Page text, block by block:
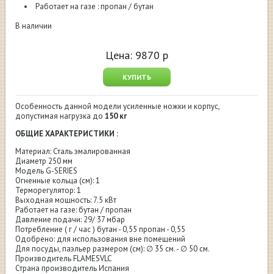
Работает на газе : пропан / бутан
В наличии
Цена: 9870 р
КУПИТЬ
Особенность данной модели усиленные ножки и корпус,
допустимая нагрузка до150 кг
ОБЩИЕ ХАРАКТЕРИСТИКИ :
Материал: Сталь эмалированная
Диаметр 250 мм
Модель G-SERIES
Огненные кольца (см): 1
Терморегулятор: 1
Выходная мощность: 7.5 кВт
Работает на газе: бутан / пропан
Давление подачи: 29/ 37 мбар
Потребление ( г / час ) бутан - 0,55 пропан - 0,55
Одобрено: для использования вне помещений
Для посуды, паэльер размером (см): ∅ 35 см. - ∅ 50 см.
Производитель FLAMESVLC
Страна производитель Испания